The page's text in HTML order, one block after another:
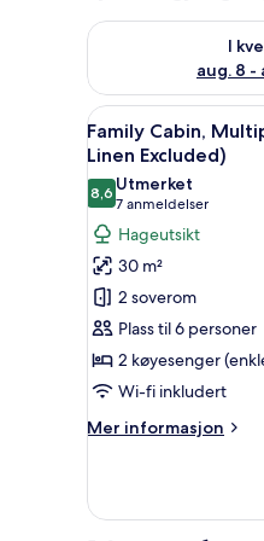
I
aug. 8 -
Sjekk
Åpne
alle
bildene
av
Family
Cabin,
Multiple
Beds,
Non
Smoking
(Bed
Linen
12
Family Cabin,
Linen Excluded)
8,68,6 av 10
Utmerket
7 anmeldelser
(7
anmeldelser)
Hageutsikt
30 m²
2 soverom
Plass til 6 personer
2 køyesenger
Wi-fi inkludert
Mer informasjon
Mer
Cabin,